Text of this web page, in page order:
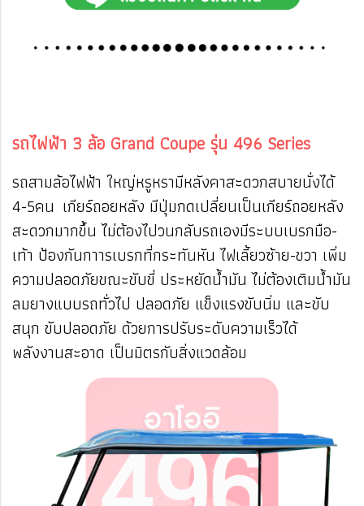
รถไฟฟ้า 3 ล้อ Grand Coupe รุ่น 496 Series
รถสามล้อไฟฟ้า ใหญ่หรูหรามีหลังคาสะดวกสบายนั่งได้
4-5คน เกียร์ถอยหลัง มีปุ่มกดเปลี่ยนเป็นเกียร์ถอยหลัง
สะดวกมากขึ้น ไม่ต้องไปวนกลับรถเองมีระบบเบรกมือ-
เท้า ป้องกันกาารเบรกที่กระทันหัน ไฟเลี้ยวซ้าย-ขวา เพิ่ม
ความปลอดภัยขณะขับขี่ ประหยัดน้ำมัน ไม่ต้องเติมน้ำมัน
ลมยางแบบรถทั่วไป ปลอดภัย แข็งแรงขับนิ่ม และขับ
สนุก ขับปลอดภัย ด้วยการปรับระดับความเร็วได้
พลังงานสะอาด เป็นมิตรกับสิ่งแวดล้อม